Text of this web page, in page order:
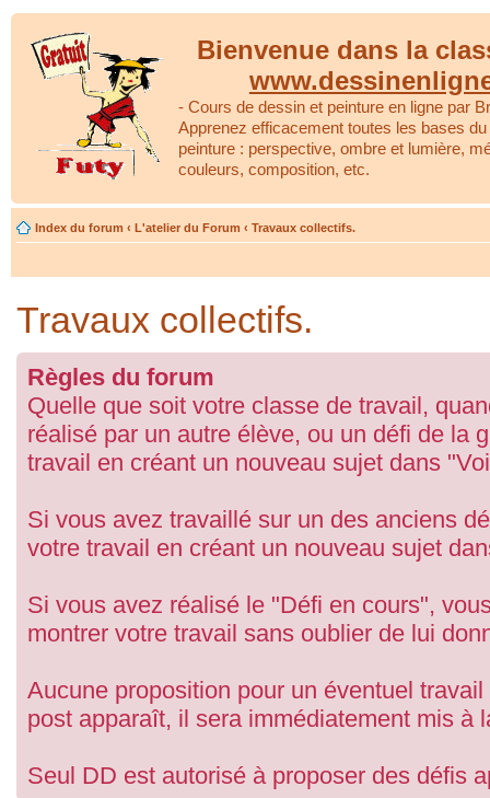
Bienvenue dans la
- Cours de dessin et peinture en ligne par
Apprenez efficacement toutes les bases
peinture : perspective, ombre et lumière,
couleurs, composition, etc.
Index du forum ‹ L'atelier du Forum ‹ Travaux collectifs.
Travaux collectifs.
Règles du forum
Quelle que soit votre classe de travail,
réalisé par un autre élève, ou un défi de la
travail en créant un nouveau sujet dans
Si vous avez travaillé sur un des anciens
votre travail en créant un nouveau sujet
Si vous avez réalisé le "Défi en cours",
montrer votre travail sans oublier de lui
Aucune proposition pour un éventuel
post apparaît, il sera immédiatement mis à
Seul DD est autorisé à proposer des défis